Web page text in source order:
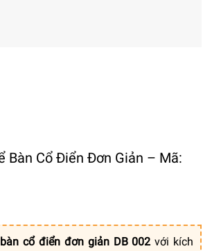
Bàn Cổ Điển Đơn Giản – Mã:
cổ điển đơn giản DB 002 với kích